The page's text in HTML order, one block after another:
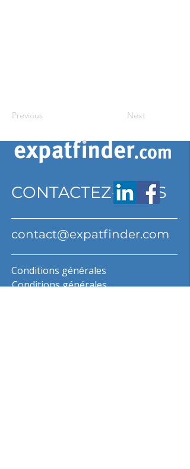
Previous Next
CONTACTEZ-NOUS
contact@expatfinder.com
Conditions générales
Conditions générales